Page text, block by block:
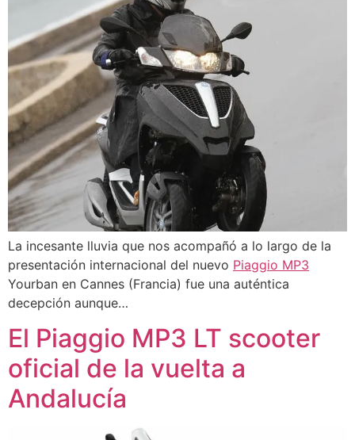
La incesante lluvia que nos acompañó a lo largo de la
presentación internacional del nuevo Piaggio MP3
Yourban en Cannes (Francia) fue una auténtica
decepción aunque…
El Piaggio MP3 LT scooter
oficial de la vuelta a
Andalucía